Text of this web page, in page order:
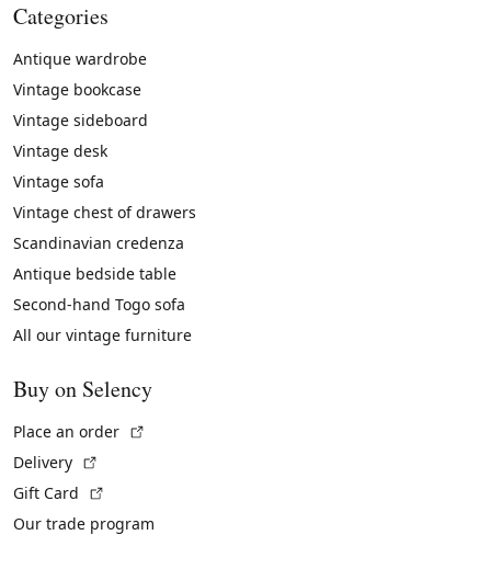
Categories
Antique wardrobe
Vintage bookcase
Vintage sideboard
Vintage desk
Vintage sofa
Vintage chest of drawers
Scandinavian credenza
Antique bedside table
Second-hand Togo sofa
All our vintage furniture
Buy on Selency
Place an order
Delivery
Gift Card
Our trade program